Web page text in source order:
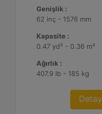
Genişlik :
62 inç - 1576 mm
Kapasite :
0.47 yd³ - 0.36 m³
Ağırlık :
407.9 lb - 185 kg
Detay